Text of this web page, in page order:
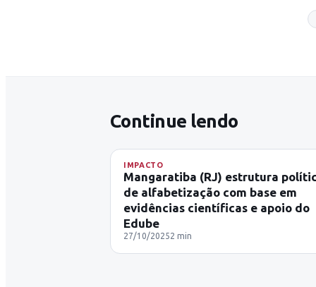
Continue lendo
IMPACTO
Mangaratiba (RJ) estrutura
de alfabetização com base em
evidências científicas e apoio do
Edube
27/10/20252 min